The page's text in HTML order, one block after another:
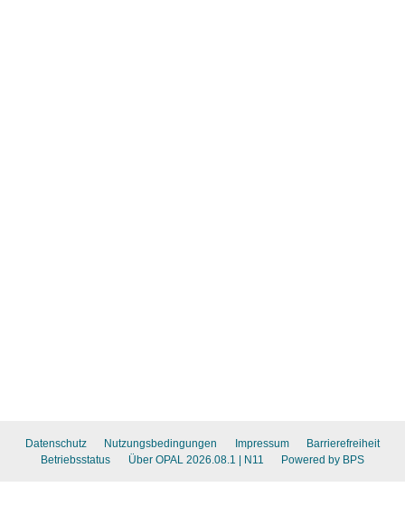
Datenschutz Nutzungsbedingungen Impressum
Barrierefreiheit
Betriebsstatus
Über OPAL 2026.08.1 | N11 Powered by BPS